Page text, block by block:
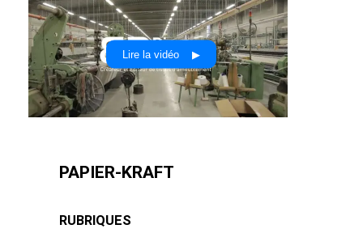
Lire la vidéo ▶
PAPIER-KRAFT
RUBRIQUES